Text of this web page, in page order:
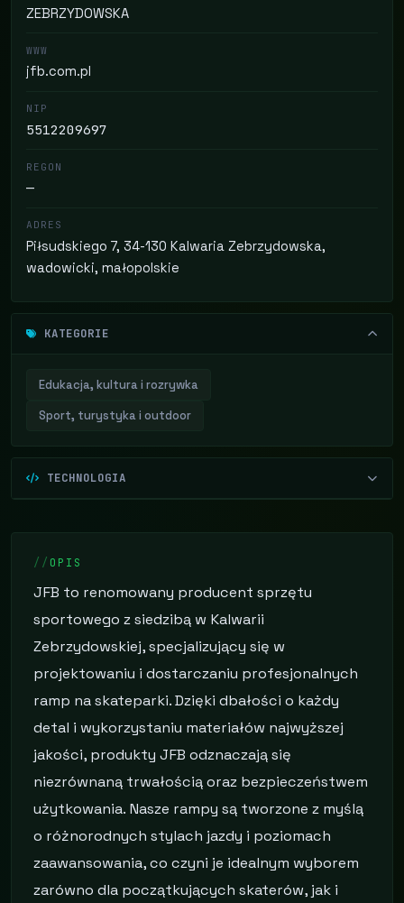
ZEBRZYDOWSKA
WWW
jfb.com.pl
NIP
5512209697
REGON
—
ADRES
Piłsudskiego 7, 34-130 Kalwaria Zebrzydowska,
wadowicki, małopolskie
KATEGORIE
Edukacja, kultura i rozrywka
Sport, turystyka i outdoor
TECHNOLOGIA
OPIS
JFB to renomowany producent sprzętu
sportowego z siedzibą w Kalwarii
Zebrzydowskiej, specjalizujący się w
projektowaniu i dostarczaniu profesjonalnych
ramp na skateparki. Dzięki dbałości o każdy
detal i wykorzystaniu materiałów najwyższej
jakości, produkty JFB odznaczają się
niezrównaną trwałością oraz bezpieczeństwem
użytkowania. Nasze rampy są tworzone z myślą
o różnorodnych stylach jazdy i poziomach
zaawansowania, co czyni je idealnym wyborem
zarówno dla początkujących skaterów, jak i